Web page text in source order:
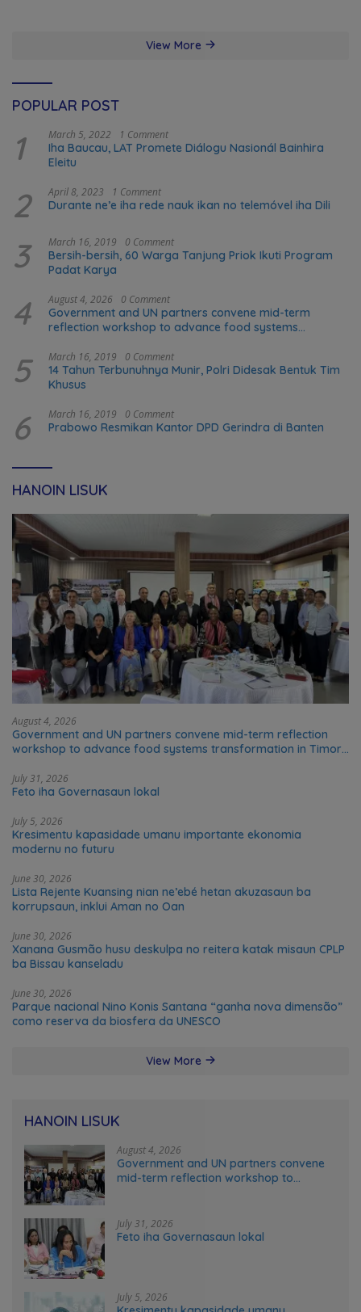
View More
POPULAR POST
1 March 5, 2022 1 Comment
Iha Baucau, LAT Promete Diálogu Nasionál Bainhira
Eleitu
2 April 8, 2023 1 Comment
Durante ne’e iha rede nauk ikan no telemóvel iha Dili
3 March 16, 2019 0 Comment
Bersih-bersih, 60 Warga Tanjung Priok Ikuti Program
Padat Karya
4 August 4, 2026 0 Comment
Government and UN partners convene mid-term
reflection workshop to advance food systems
5 March 16, 2019 0 Comment
14 Tahun Terbunuhnya Munir, Polri Didesak Bentuk Tim
Khusus
6 March 16, 2019 0 Comment
Prabowo Resmikan Kantor DPD Gerindra di Banten
HANOIN LISUK
August 4, 2026
Government and UN partners convene mid-term reflection
workshop to advance food systems transformation in Timor-
July 31, 2026
Feto iha Governasaun lokal
July 5, 2026
Kresimentu kapasidade umanu importante ekonomia
modernu no futuru
June 30, 2026
Lista Rejente Kuansing nian ne’ebé hetan akuzasaun ba
korrupsaun, inklui Aman no Oan
June 30, 2026
Xanana Gusmão husu deskulpa no reitera katak misaun CPLP
ba Bissau kanseladu
June 30, 2026
Parque nacional Nino Konis Santana “ganha nova dimensão”
como reserva da biosfera da UNESCO
View More
HANOIN LISUK
August 4, 2026
Government and UN partners convene
mid-term reflection workshop to
July 31, 2026
Feto iha Governasaun lokal
July 5, 2026